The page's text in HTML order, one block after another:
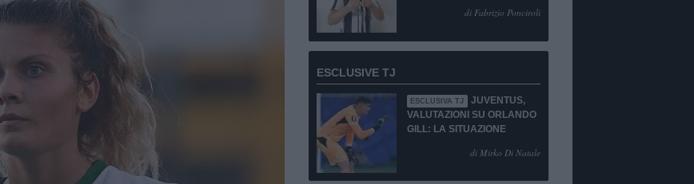
di Fabrizio Ponciroli
ESCLUSIVE TJ
ESCLUSIVA TJ
JUVENTUS,
VALUTAZIONI SU ORLANDO
GILL: LA SITUAZIONE
di Mirko Di Natale